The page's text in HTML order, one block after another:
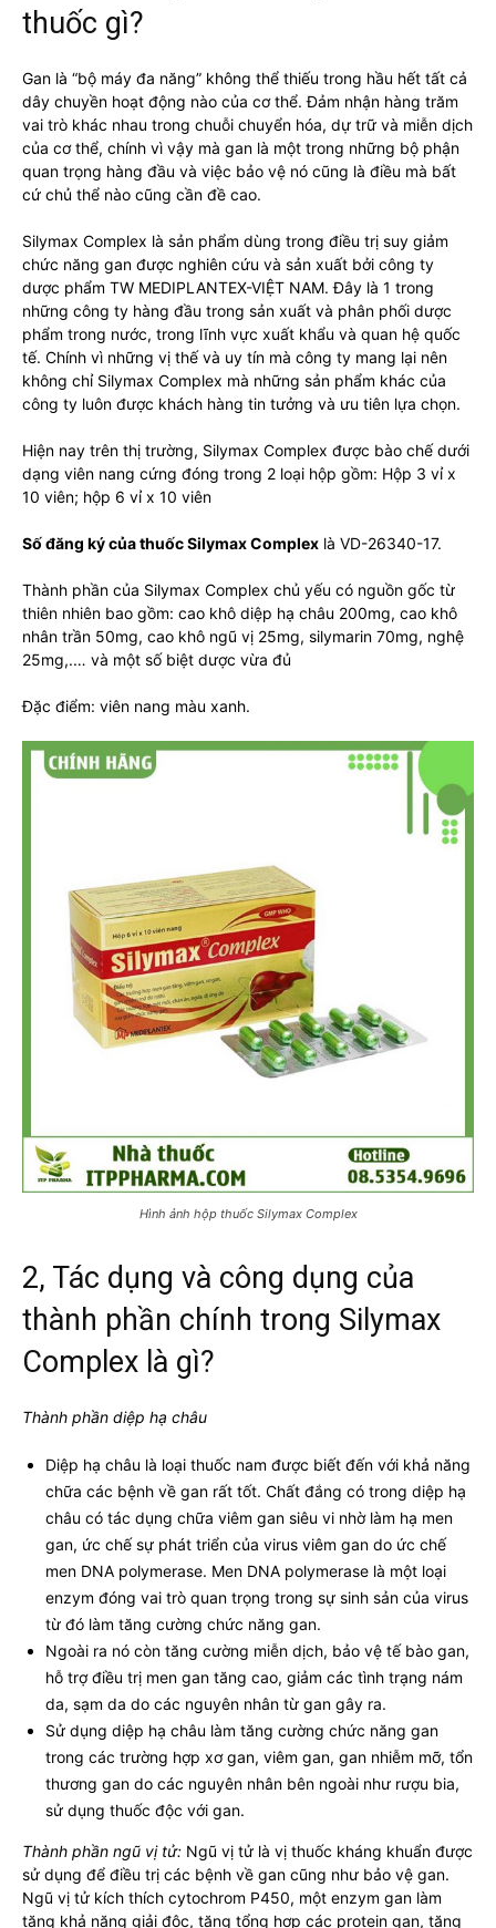
thuốc gì?
Gan là “bộ máy đa năng” không thể thiếu trong hầu hết tất cả
dây chuyền hoạt động nào của cơ thể. Đảm nhận hàng trăm
vai trò khác nhau trong chuỗi chuyển hóa, dự trữ và miễn dịch
của cơ thể, chính vì vậy mà gan là một trong những bộ phận
quan trọng hàng đầu và việc bảo vệ nó cũng là điều mà bất
cứ chủ thể nào cũng cần đề cao.
Silymax Complex là sản phẩm dùng trong điều trị suy giảm
chức năng gan được nghiên cứu và sản xuất bởi công ty
dược phẩm TW MEDIPLANTEX-VIỆT NAM. Đây là 1 trong
những công ty hàng đầu trong sản xuất và phân phối dược
phẩm trong nước, trong lĩnh vực xuất khẩu và quan hệ quốc
tế. Chính vì những vị thế và uy tín mà công ty mang lại nên
không chỉ Silymax Complex mà những sản phẩm khác của
công ty luôn được khách hàng tin tưởng và ưu tiên lựa chọn.
Hiện nay trên thị trường, Silymax Complex được bào chế dưới
dạng viên nang cứng đóng trong 2 loại hộp gồm: Hộp 3 vỉ x
10 viên; hộp 6 vỉ x 10 viên
Số đăng ký của thuốc Silymax Complex là VD-26340-17.
Thành phần của Silymax Complex chủ yếu có nguồn gốc từ
thiên nhiên bao gồm: cao khô diệp hạ châu 200mg, cao khô
nhân trần 50mg, cao khô ngũ vị 25mg, silymarin 70mg, nghệ
25mg,.… và một số biệt dược vừa đủ
Đặc điểm: viên nang màu xanh.
Hình ảnh hộp thuốc Silymax Complex
2, Tác dụng và công dụng của
thành phần chính trong Silymax
Complex là gì?
Thành phần diệp hạ châu
Diệp hạ châu là loại thuốc nam được biết đến với khả năng
chữa các bệnh về gan rất tốt. Chất đắng có trong diệp hạ
châu có tác dụng chữa viêm gan siêu vi nhờ làm hạ men
gan, ức chế sự phát triển của virus viêm gan do ức chế
men DNA polymerase. Men DNA polymerase là một loại
enzym đóng vai trò quan trọng trong sự sinh sản của virus
từ đó làm tăng cường chức năng gan.
Ngoài ra nó còn tăng cường miễn dịch, bảo vệ tế bào gan,
hỗ trợ điều trị men gan tăng cao, giảm các tình trạng nám
da, sạm da do các nguyên nhân từ gan gây ra.
Sử dụng diệp hạ châu làm tăng cường chức năng gan
trong các trường hợp xơ gan, viêm gan, gan nhiễm mỡ, tổn
thương gan do các nguyên nhân bên ngoài như rượu bia,
sử dụng thuốc độc với gan.
Thành phần ngũ vị tử: Ngũ vị tử là vị thuốc kháng khuẩn được
sử dụng để điều trị các bệnh về gan cũng như bảo vệ gan.
Ngũ vị tử kích thích cytochrom P450, một enzym gan làm
tăng khả năng giải độc, tăng tổng hợp các protein gan, tăng